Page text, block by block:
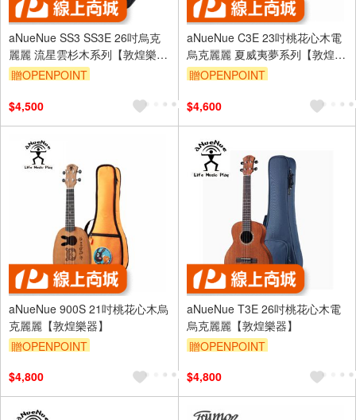
aNueNue SS3 SS3E 26吋烏克
麗麗 流星雲杉木系列【敦煌樂
器】
贈OPENPOINT
$4,500
aNueNue C3E 23吋桃花心木電
烏克麗麗 夏威夷夢系列【敦煌樂
器】
贈OPENPOINT
$4,600
aNueNue 900S 21吋桃花心木烏
克麗麗【敦煌樂器】
贈OPENPOINT
$4,800
aNueNue T3E 26吋桃花心木電
烏克麗麗【敦煌樂器】
贈OPENPOINT
$4,800